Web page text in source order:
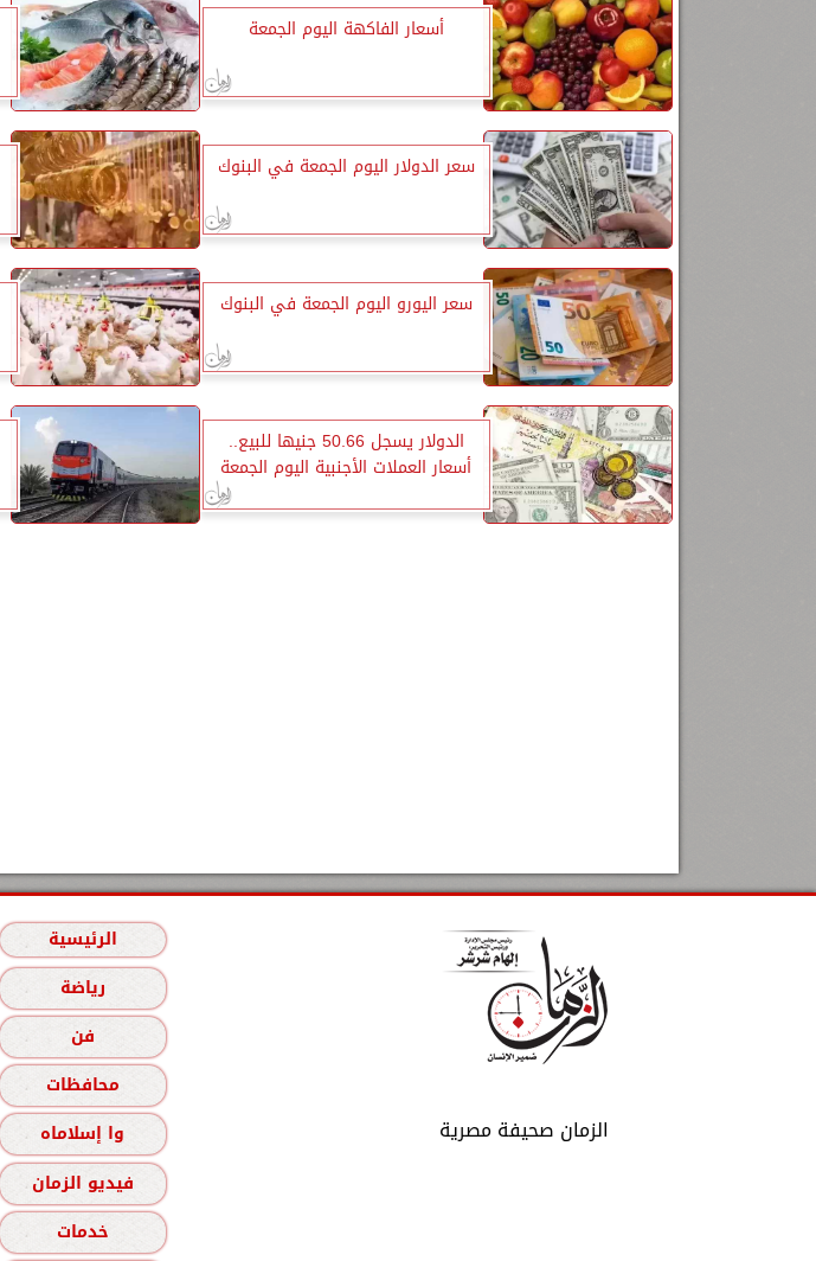
أسعار الفاكهة اليوم الجمعة
سعر الدولار اليوم الجمعة في البنوك
سعر اليورو اليوم الجمعة في البنوك
الدولار يسجل 50.66 جنيها للبيع..
أسعار العملات الأجنبية اليوم الجمعة
الزمان صحيفة مصرية
الرئيسية
رياضة
فن
محافظات
وا إسلاماه
فيديو الزمان
خدمات